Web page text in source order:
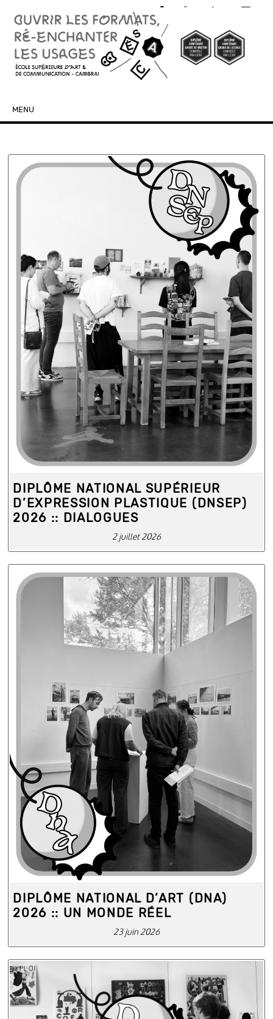
MENU
DIPLÔME NATIONAL SUPÉRIEUR
D’EXPRESSION PLASTIQUE (DNSEP)
2026 :: DIALOGUES
2 juillet 2026
DIPLÔME NATIONAL D’ART (DNA)
2026 :: UN MONDE RÉEL
23 juin 2026